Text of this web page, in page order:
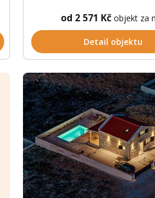
od 2 571 Kč objekt za
Detail objektu